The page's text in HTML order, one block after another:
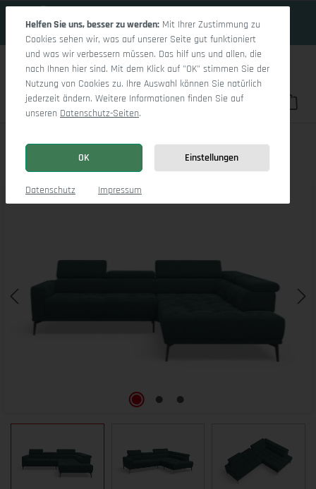
Du hast 0
Marco Aho gr Medium R (mit Funktionen)
Bildergalerie überspringen
Helfen Sie uns, besser zu werden: Mit Ihrer Zustimmung zu
Cookies sehen wir, was auf unserer Seite gut funktioniert
und was wir verbessern müssen. Das hilf uns und allen, die
nach Ihnen hier sind. Mit dem Klick auf "OK" stimmen Sie der
Nutzung von Cookies zu. Ihre Auswahl können Sie natürlich
jederzeit ändern. Weitere Informationen finden Sie auf
unseren Datenschutz-Seiten.
OK Einstellungen
Datenschutz Impressum